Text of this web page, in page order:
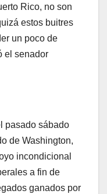
Rico, no son
estos buitres
un poco de
el senador
pasado sábado
de Washington,
incondicional
a fin de
ganados por